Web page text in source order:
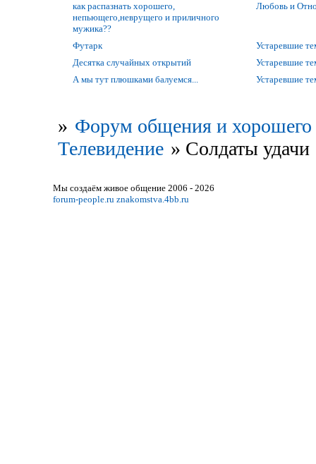
как распазнать хорошего,
непьющего,неврущего и приличного
мужика??
Любовь и
Футарк
Устаревшие
Десятка случайных открытий
Устаревшие
А мы тут плюшками балуемся...
Устаревшие
» Форум общения и хорошего
Телевидение » Солдаты удачи
Мы создаём живое общение 2006 - 2026
forum-people.ru znakomstva.4bb.ru